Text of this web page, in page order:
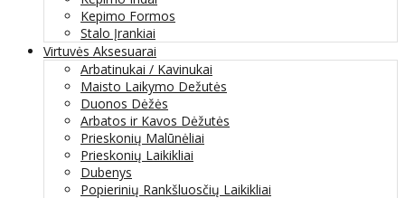
Kepimo Formos
Stalo Įrankiai
Virtuvės Aksesuarai
Arbatinukai / Kavinukai
Maisto Laikymo Dežutės
Duonos Dėžės
Arbatos ir Kavos Dėžutės
Prieskonių Malūnėliai
Prieskonių Laikikliai
Dubenys
Popierinių Rankšluosčių Laikikliai